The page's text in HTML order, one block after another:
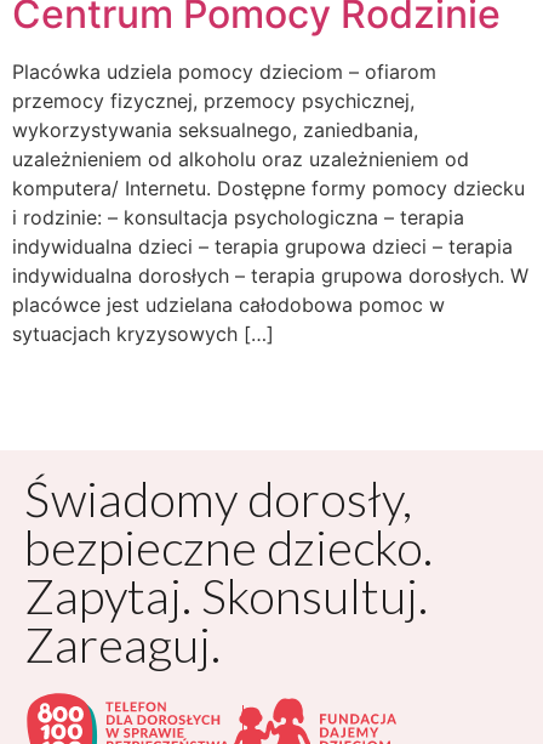
Centrum Pomocy Rodzinie
Placówka udziela pomocy dzieciom – ofiarom
przemocy fizycznej, przemocy psychicznej,
wykorzystywania seksualnego, zaniedbania,
uzależnieniem od alkoholu oraz uzależnieniem od
komputera/ Internetu. Dostępne formy pomocy dziecku
i rodzinie: – konsultacja psychologiczna – terapia
indywidualna dzieci – terapia grupowa dzieci – terapia
indywidualna dorosłych – terapia grupowa dorosłych. W
placówce jest udzielana całodobowa pomoc w
sytuacjach kryzysowych […]
Świadomy dorosły,
bezpieczne dziecko.
Zapytaj. Skonsultuj.
Zareaguj.